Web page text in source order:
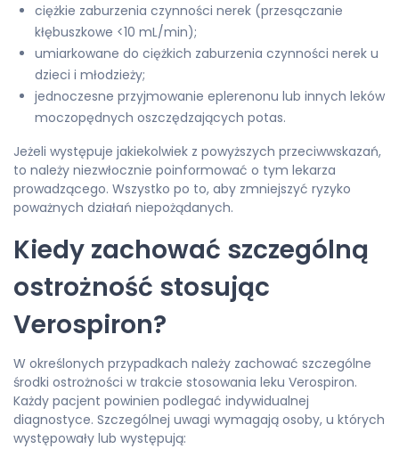
ciężkie zaburzenia czynności nerek (przesączanie
kłębuszkowe <10 mL/min);
umiarkowane do ciężkich zaburzenia czynności nerek u
dzieci i młodzieży;
jednoczesne przyjmowanie eplerenonu lub innych leków
moczopędnych oszczędzających potas.
Jeżeli występuje jakiekolwiek z powyższych przeciwwskazań,
to należy niezwłocznie poinformować o tym lekarza
prowadzącego. Wszystko po to, aby zmniejszyć ryzyko
poważnych działań niepożądanych.
Kiedy zachować szczególną
ostrożność stosując
Verospiron?
W określonych przypadkach należy zachować szczególne
środki ostrożności w trakcie stosowania leku Verospiron.
Każdy pacjent powinien podlegać indywidualnej
diagnostyce. Szczególnej uwagi wymagają osoby, u których
występowały lub występują: